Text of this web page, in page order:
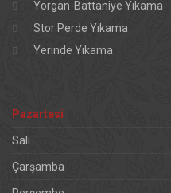
Yorgan-Battaniye Yıkama
Stor Perde Yıkama
Yerinde Yıkama
Pazartesi
Salı
Çarşamba